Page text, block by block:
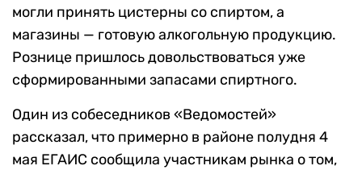
могли принять цистерны со спиртом, а
магазины — готовую алкогольную продукцию.
Рознице пришлось довольствоваться уже
сформированными запасами спиртного.
Один из собеседников «Ведомостей»
рассказал, что примерно в районе полудня 4
мая ЕГАИС сообщила участникам рынка о том,